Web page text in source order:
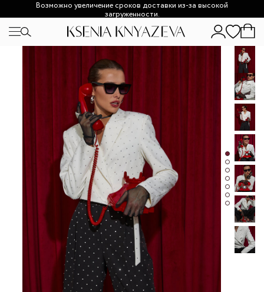
Возможно увеличение сроков доставки из-за высокой
загруженности.